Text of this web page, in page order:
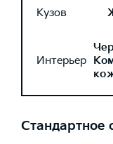
Кузов
Интерьер
Стандартное